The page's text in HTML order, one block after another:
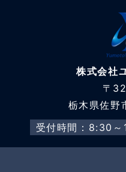
株式会社
〒
栃木県佐野
受付時間：8:30～